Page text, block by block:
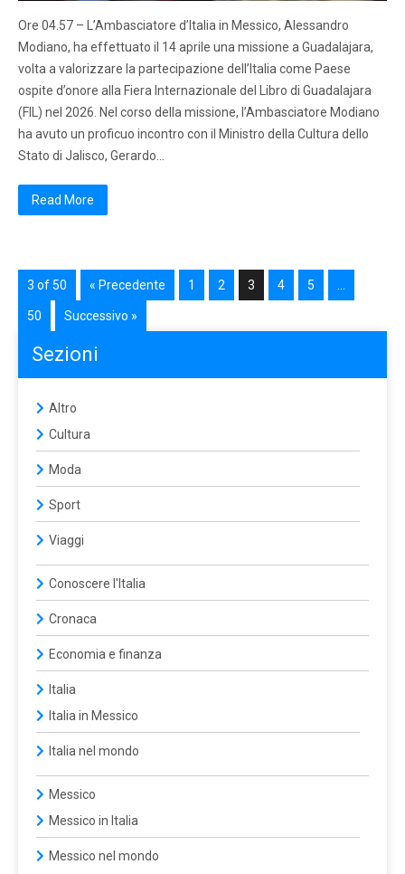
Ore 04.57 – L’Ambasciatore d’Italia in Messico, Alessandro
Modiano, ha effettuato il 14 aprile una missione a Guadalajara,
volta a valorizzare la partecipazione dell’Italia come Paese
ospite d’onore alla Fiera Internazionale del Libro di Guadalajara
(FIL) nel 2026. Nel corso della missione, l’Ambasciatore Modiano
ha avuto un proficuo incontro con il Ministro della Cultura dello
Stato di Jalisco, Gerardo…
Read More
3 of 50 « Precedente 1 2 3 4 5
50 Successivo »
Sezioni
Altro
Cultura
Moda
Sport
Viaggi
Conoscere l'Italia
Cronaca
Economia e finanza
Italia
Italia in Messico
Italia nel mondo
Messico
Messico in Italia
Messico nel mondo